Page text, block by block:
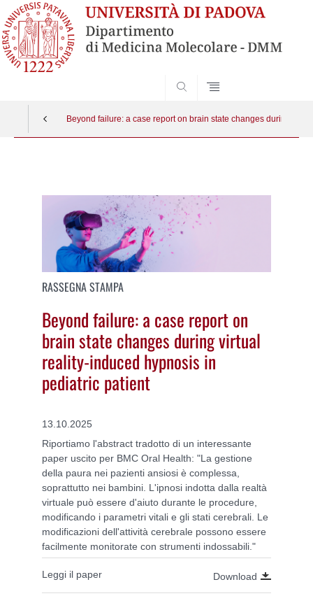
Beyond failure: a case report on brain state changes during
RASSEGNA STAMPA
Beyond failure: a case report on
brain state changes during virtual
reality-induced hypnosis in
pediatric patient
13.10.2025
Riportiamo l'abstract tradotto di un interessante
paper uscito per BMC Oral Health: "La gestione
della paura nei pazienti ansiosi è complessa,
soprattutto nei bambini. L'ipnosi indotta dalla realtà
virtuale può essere d'aiuto durante le procedure,
modificando i parametri vitali e gli stati cerebrali. Le
modificazioni dell'attività cerebrale possono essere
facilmente monitorate con strumenti indossabili."
Leggi il paper Download